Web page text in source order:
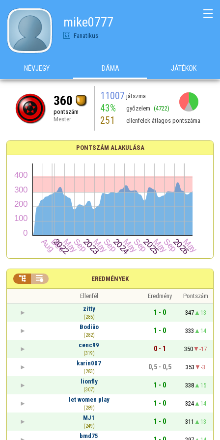
mike0777
Fanatikus
☰
NÉVJEGY DÁMA JÁTÉKOK
360
pontszám
Mester
11007 játszma
43% győzelem (4722)
251 ellenfelek átlagos pontszáma
PONTSZÁM ALAKULÁSA
EREDMÉNYEK
 
Ellenfél Eredmény
Pontszám
zitty
(285)
1 - 0 347
13
Bodiâo
(282)
1 - 0 333
14
cenc99
(319)
0 - 1 350
-17
karin007
(283)
0,5 - 0,5 353
-3
lionfly
(307)
1 - 0 338
15
let women play
(289)
1 - 0 324
14
MJ1
(249)
1 - 0 311
13
bmd75